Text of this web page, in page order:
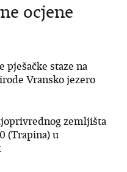
ocjene
pješačke staze na
Vransko jezero
zemljišta
(Trapina) u